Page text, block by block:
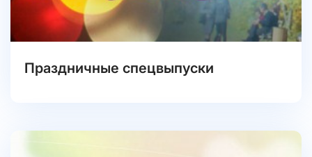
Праздничные спецвыпуски